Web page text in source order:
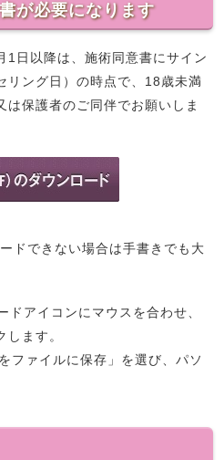
が必要になります
1日以降は、施術同意書にサイン
リング日）の時点で、18歳未満
は保護者のご同伴でお願いしま
ドできない場合は手書きでも大
アイコンにマウスを合わせ、
ます。
ファイルに保存」を選び、パソ